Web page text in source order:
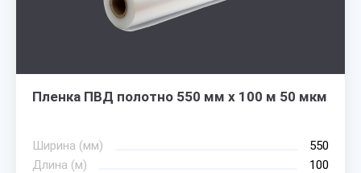
Пленка ПВД полотно 550 мм х 100 м 50 мкм
Ширина (мм)
550
Длина (м)
100